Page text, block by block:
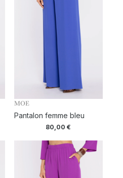
MOE
Pantalon femme bleu
80,00€